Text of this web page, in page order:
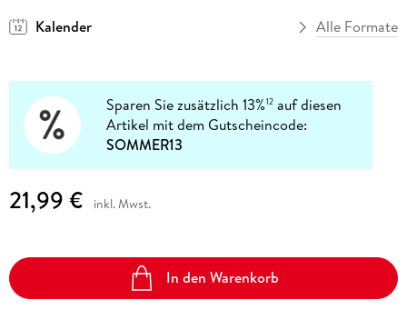
Kalender
Alle Formate
Sparen Sie zusätzlich 13%12 auf diesen
Artikel mit dem Gutscheincode:
SOMMER13
21,99 € inkl. Mwst.
In den Warenkorb